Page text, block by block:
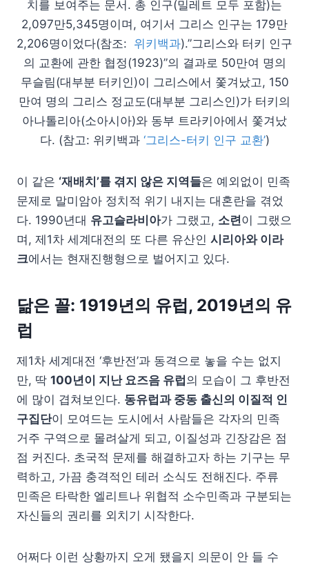
치를 보여주는 문서. 총 인구(밀레트 모두 포함)는
2,097만5,345명이며, 여기서 그리스 인구는 179만
2,206명이었다(참조: 위키백과).”그리스와 터키 인구
의 교환에 관한 협정(1923)”의 결과로 50만여 명의
무슬림(대부분 터키인)이 그리스에서 쫓겨났고, 150
만여 명의 그리스 정교도(대부분 그리스인)가 터키의
아나톨리아(소아시아)와 동부 트라키아에서 쫓겨났
다. (참고: 위키백과 ‘그리스-터키 인구 교환’)
이 같은 ‘재배치’를 겪지 않은 지역들은 예외없이 민족
문제로 말미암아 정치적 위기 내지는 대혼란을 겪었
다. 1990년대 유고슬라비아가 그랬고, 소련이 그랬으
며, 제1차 세계대전의 또 다른 유산인 시리아와 이라
크에서는 현재진행형으로 벌어지고 있다.
닮은 꼴: 1919년의 유럽, 2019년의 유
럽
제1차 세계대전 ‘후반전’과 동격으로 놓을 수는 없지
만, 딱 100년이 지난 요즈음 유럽의 모습이 그 후반전
에 많이 겹쳐보인다. 동유럽과 중동 출신의 이질적 인
구집단이 모여드는 도시에서 사람들은 각자의 민족
거주 구역으로 몰려살게 되고, 이질성과 긴장감은 점
점 커진다. 초국적 문제를 해결하고자 하는 기구는 무
력하고, 가끔 충격적인 테러 소식도 전해진다. 주류
민족은 타락한 엘리트나 위협적 소수민족과 구분되는
자신들의 권리를 외치기 시작한다.
어쩌다 이런 상황까지 오게 됐을지 의문이 안 들 수